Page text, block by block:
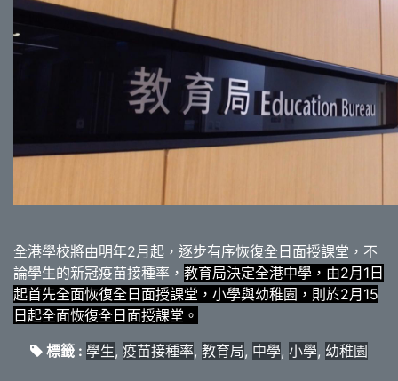
全港學校將由明年2月起，逐步有序恢復全日面授課堂，不
論學生的新冠疫苗接種率， 教育局決定全港中學，由2月1日
起首先全面恢復全日面授課堂，小學與幼稚園，則於2月15
日起全面恢復全日面授課堂。
標籤 : 學生, 疫苗接種率, 教育局, 中學, 小學, 幼稚園